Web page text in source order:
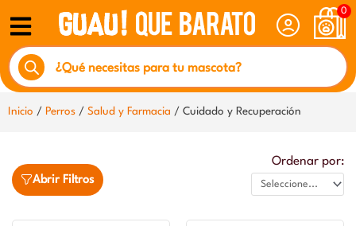
contenido
0
Búsqueda
de
productos
Inicio / Perros / Salud y Farmacia / Cuidado y Recuperación
Abrir Filtros
Ordenar por: